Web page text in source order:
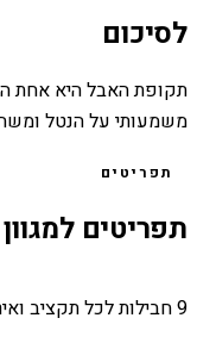
לסיכום
תקופת האבל היא אחת
משמעותי על הנטל
תפריטים
תפריטים
9 חבילות לכל תקציב ואירוע — מהארוחה היומיומית ועד הפרימיום VIP.